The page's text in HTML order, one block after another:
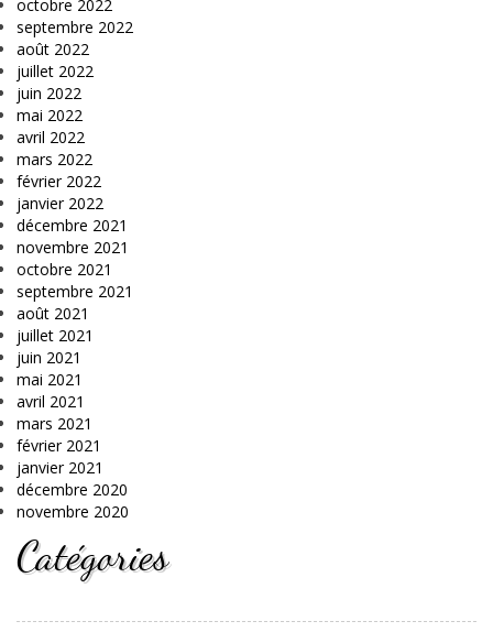
octobre 2022
septembre 2022
août 2022
juillet 2022
juin 2022
mai 2022
avril 2022
mars 2022
février 2022
janvier 2022
décembre 2021
novembre 2021
octobre 2021
septembre 2021
août 2021
juillet 2021
juin 2021
mai 2021
avril 2021
mars 2021
février 2021
janvier 2021
décembre 2020
novembre 2020
Catégories